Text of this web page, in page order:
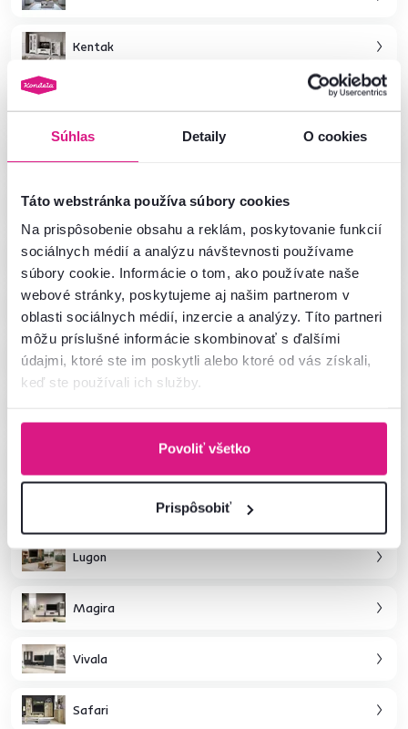
Súhlas Detaily O cookies
Táto webstránka používa súbory cookies
Na prispôsobenie obsahu a reklám, poskytovanie funkcií
sociálnych médií a analýzu návštevnosti používame
súbory cookie. Informácie o tom, ako používate naše
webové stránky, poskytujeme aj našim partnerom v
oblasti sociálnych médií, inzercie a analýzy. Títo partneri
môžu príslušné informácie skombinovať s ďalšími
údajmi, ktoré ste im poskytli alebo ktoré od vás získali,
keď ste používali ich služby.
Povoliť všetko
Prispôsobiť
Kentak
Eyco
Amoni
Damian
Benol
Lugon
Magira
Vivala
Safari